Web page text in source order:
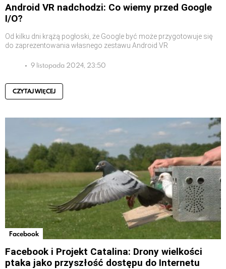
Android VR nadchodzi: Co wiemy przed Google
I/O?
Od kilku dni krążą pogłoski, że Google być może przygotowuje się
do zaprezentowania własnego zestawu Android VR
9 listopada 2024, 23:50
CZYTAJ WIĘCEJ
Facebook
Facebook i Projekt Catalina: Drony wielkości
ptaka jako przyszłość dostępu do Internetu